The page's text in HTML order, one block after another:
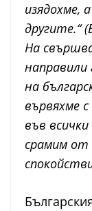
изядохме,
другите.“
На
направили
на
вървяхме
във
срамим от